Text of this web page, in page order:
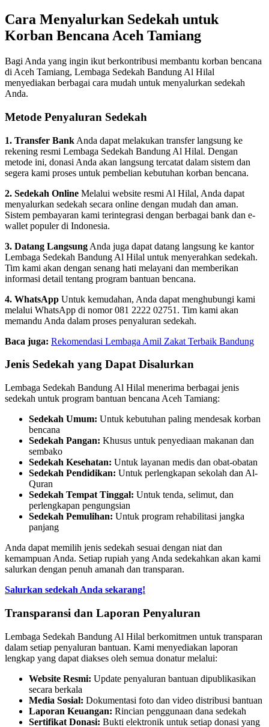
Cara Menyalurkan Sedekah untuk
Korban Bencana Aceh Tamiang
Bagi Anda yang ingin ikut berkontribusi membantu korban bencana
di Aceh Tamiang, Lembaga Sedekah Bandung Al Hilal
menyediakan berbagai cara mudah untuk menyalurkan sedekah
Anda.
Metode Penyaluran Sedekah
1. Transfer Bank Anda dapat melakukan transfer langsung ke
rekening resmi Lembaga Sedekah Bandung Al Hilal. Dengan
metode ini, donasi Anda akan langsung tercatat dalam sistem dan
segera kami proses untuk pembelian kebutuhan korban bencana.
2. Sedekah Online Melalui website resmi Al Hilal, Anda dapat
menyalurkan sedekah secara online dengan mudah dan aman.
Sistem pembayaran kami terintegrasi dengan berbagai bank dan e-
wallet populer di Indonesia.
3. Datang Langsung Anda juga dapat datang langsung ke kantor
Lembaga Sedekah Bandung Al Hilal untuk menyerahkan sedekah.
Tim kami akan dengan senang hati melayani dan memberikan
informasi detail tentang program bantuan bencana.
4. WhatsApp Untuk kemudahan, Anda dapat menghubungi kami
melalui WhatsApp di nomor 081 2222 02751. Tim kami akan
memandu Anda dalam proses penyaluran sedekah.
Baca juga: Rekomendasi Lembaga Amil Zakat Terbaik Bandung
Jenis Sedekah yang Dapat Disalurkan
Lembaga Sedekah Bandung Al Hilal menerima berbagai jenis
sedekah untuk program bantuan bencana Aceh Tamiang:
Sedekah Umum: Untuk kebutuhan paling mendesak korban
bencana
Sedekah Pangan: Khusus untuk penyediaan makanan dan
sembako
Sedekah Kesehatan: Untuk layanan medis dan obat-obatan
Sedekah Pendidikan: Untuk perlengkapan sekolah dan Al-
Quran
Sedekah Tempat Tinggal: Untuk tenda, selimut, dan
perlengkapan pengungsian
Sedekah Pemulihan: Untuk program rehabilitasi jangka
panjang
Anda dapat memilih jenis sedekah sesuai dengan niat dan
kemampuan Anda. Setiap rupiah yang Anda sedekahkan akan kami
salurkan dengan penuh amanah dan transparan.
Salurkan sedekah Anda sekarang!
Transparansi dan Laporan Penyaluran
Lembaga Sedekah Bandung Al Hilal berkomitmen untuk transparan
dalam setiap penyaluran bantuan. Kami menyediakan laporan
lengkap yang dapat diakses oleh semua donatur melalui:
Website Resmi: Update penyaluran bantuan dipublikasikan
secara berkala
Media Sosial: Dokumentasi foto dan video distribusi bantuan
Laporan Keuangan: Rincian penggunaan dana sedekah
Sertifikat Donasi: Bukti elektronik untuk setiap donasi yang